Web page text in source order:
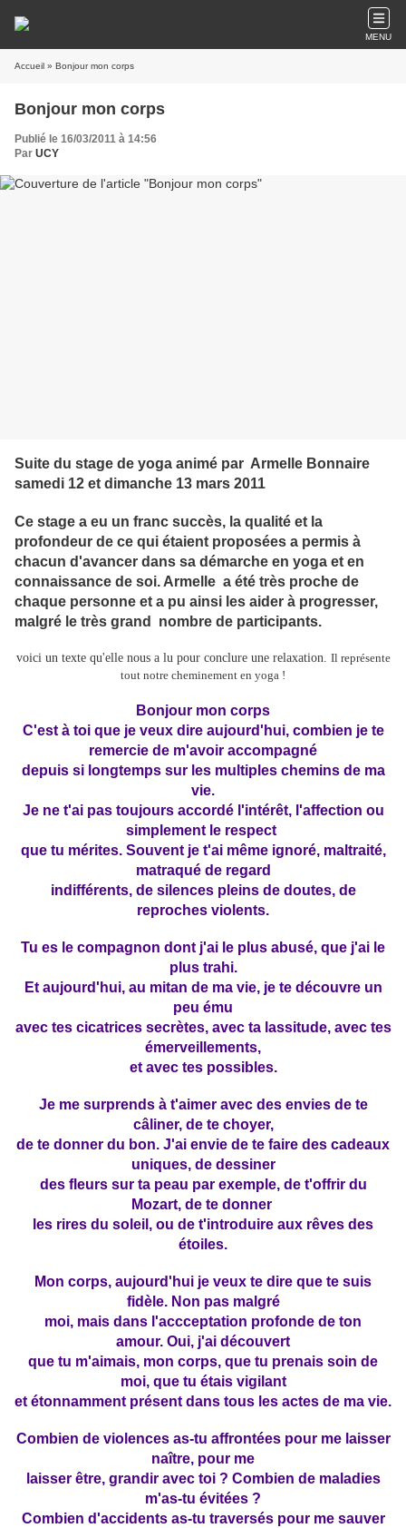
MENU
Accueil » Bonjour mon corps
Bonjour mon corps
Publié le 16/03/2011 à 14:56
Par UCY
Suite du stage de yoga animé par Armelle Bonnaire
samedi 12 et dimanche 13 mars 2011
Ce stage a eu un franc succès, la qualité et la
profondeur de ce qui étaient proposées a permis à
chacun d'avancer dans sa démarche en yoga et en
connaissance de soi. Armelle a été très proche de
chaque personne et a pu ainsi les aider à progresser,
malgré le très grand nombre de participants.
voici un texte qu'elle nous a lu pour conclure une relaxation. Il représente
tout notre cheminement en yoga !
Bonjour mon corps
C'est à toi que je veux dire aujourd'hui, combien je te
remercie de m'avoir accompagné
depuis si longtemps sur les multiples chemins de ma
vie.
Je ne t'ai pas toujours accordé l'intérêt, l'affection ou
simplement le respect
que tu mérites. Souvent je t'ai même ignoré, maltraité,
matraqué de regard
indifférents, de silences pleins de doutes, de
reproches violents.
Tu es le compagnon dont j'ai le plus abusé, que j'ai le
plus trahi.
Et aujourd'hui, au mitan de ma vie, je te découvre un
peu ému
avec tes cicatrices secrètes, avec ta lassitude, avec tes
émerveillements,
et avec tes possibles.
Je me surprends à t'aimer avec des envies de te
câliner, de te choyer,
de te donner du bon. J'ai envie de te faire des cadeaux
uniques, de dessiner
des fleurs sur ta peau par exemple, de t'offrir du
Mozart, de te donner
les rires du soleil, ou de t'introduire aux rêves des
étoiles.
Mon corps, aujourd'hui je veux te dire que te suis
fidèle. Non pas malgré
moi, mais dans l'accceptation profonde de ton
amour. Oui, j'ai découvert
que tu m'aimais, mon corps, que tu prenais soin de
moi, que tu étais vigilant
et étonnamment présent dans tous les actes de ma vie.
Combien de violences as-tu affrontées pour me laisser
naître, pour me
laisser être, grandir avec toi ? Combien de maladies
m'as-tu évitées ?
Combien d'accidents as-tu traversés pour me sauver